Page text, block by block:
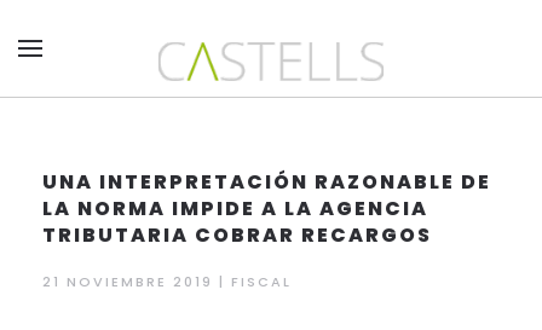
Skip to main content
UNA INTERPRETACIÓN RAZONABLE DE
LA NORMA IMPIDE A LA AGENCIA
TRIBUTARIA COBRAR RECARGOS
21 NOVIEMBRE 2019 | FISCAL